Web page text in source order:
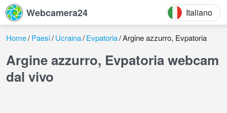
Webcamera24 Italiano
Home Paesi Ucraina Evpatoria Argine azzurro, Evpatoria
Argine azzurro, Evpatoria webcam
dal vivo